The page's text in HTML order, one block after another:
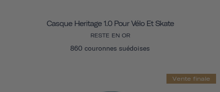
Casque Heritage 1.0 Pour Vélo Et Skate
RESTE EN OR
860 couronnes suédoises
Vente finale